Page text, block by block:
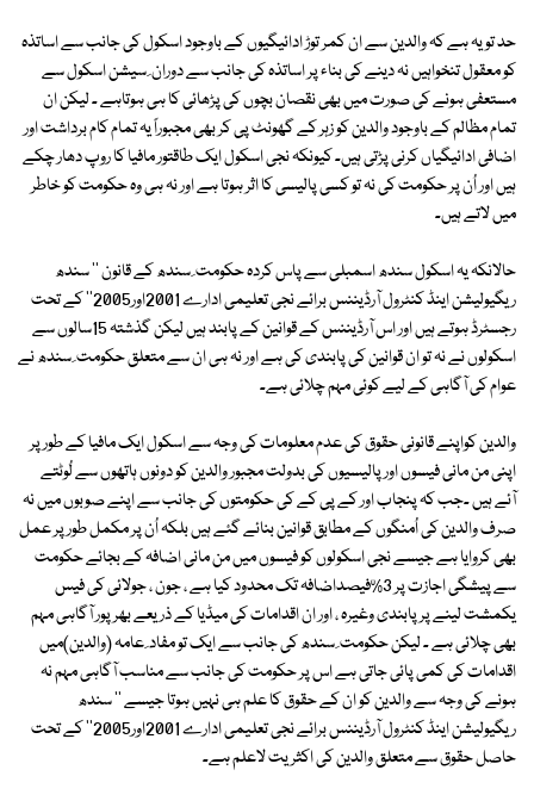
حد تو یہ ہے کہ والدین سے ان کمر توڑ ادائیگیوں کے باوجود اسکول کی جانب سے اساتذہ
کو معقول تنخواہیں نہ دینے کی بناء پر اساتذہ کی جانب سے دوران ِ سیشن اسکول سے
مستعفی ہونے کی صورت میں بھی نقصان بچوں کی پڑھائی کا ہی ہوتاہے ۔ لیکن ان
تمام مظالم کے باوجود والدین کو زہر کے گھونٹ پی کر بھی مجبوراً یہ تمام کام برداشت اور
اضافی ادائیگیاں کرنی پڑتی ہیں۔ کیونکہ نجی اسکول ایک طاقتور مافیا کا روپ دھار چکے
ہیں اور اُن پر حکومت کی نہ تو کسی پالیسی کا اثر ہوتا ہے اور نہ ہی وہ حکومت کو خاطر
میں لاتے ہیں۔
حالانکہ یہ اسکول سندھ اسمبلی سے پاس کردہ حکومت ِ سندھ کے قانون '' سندھ
ریگیولیشن اینڈ کنٹرول آرڈیننس برائے نجی تعلیمی ادارے 2001اور2005'' کے تحت
رجسٹرڈ ہوتے ہیں اور اس آرڈیننس کے قوانین کے پابند ہیں لیکن گذشتہ 15سالوں سے
اسکولوں نے نہ تو ان قوانین کی پابندی کی ہے اور نہ ہی ان سے متعلق حکومت ِ سندھ نے
عوام کی آگاہی کے لیے کوئی مہم چلائی ہے۔
والدین کواپنے قانونی حقوق کی عدم معلومات کی وجہ سے اسکول ایک مافیا کے طور پر
اپنی من مانی فیسوں اور پالیسیوں کی بدولت مجبور والدین کو دونوں ہاتھوں سے لُوٹتے
آئے ہیں ۔جب کہ پنجاب اور کے پی کے کی حکومتوں کی جانب سے اپنے صوبوں میں نہ
صرف والدین کی اُمنگوں کے مطابق قوانین بنائے گئے ہیں بلکہ اُن پر مکمل طور پر عمل
بھی کروایا ہے جیسے نجی اسکولوں کو فیسوں میں من مانی اضافہ کے بجائے حکومت
سے پیشگی اجازت پر 3%فیصداضافہ تک محدود کیا ہے ، جون ، جولائی کی فیس
یکمشت لینے پر پابندی وغیرہ ، اور ان اقدامات کی میڈیا کے ذریعے بھرپور آگاہی مہم
بھی چلائی ہے ۔ لیکن حکومت ِ سندھ کی جانب سے ایک تو مفاد ِ عامہ (والدین)میں
اقدامات کی کمی پائی جاتی ہے اس پر حکومت کی جانب سے مناسب آگاہی مہم نہ
ہونے کی وجہ سے والدین کو ان کے حقوق کا علم ہی نہیں ہوتا جیسے '' سندھ
ریگیولیشن اینڈ کنٹرول آرڈیننس برائے نجی تعلیمی ادارے 2001اور2005'' کے تحت
حاصل حقوق سے متعلق والدین کی اکثریت لاعلم ہے۔